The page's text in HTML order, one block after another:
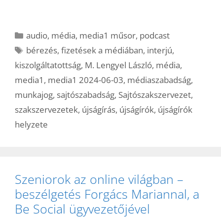
Kategória
audio, média, media1 műsor, podcast
Címkék
bérezés,fizetések a médiában, interjú,
kiszolgáltatottság, M. Lengyel László, média,
media1 , media1 2024-06-03, médiaszabadság,
munkajog, sajtószabadság, Sajtószakszervezet,
szakszervezetek, újságírás, újságírók, újságírók
helyzete
Szeniorok az online világban –
beszélgetés Forgács Mariannal, a
Be Social ügyvezetőjével